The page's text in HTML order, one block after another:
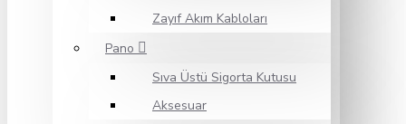
Zayıf Akım Kabloları
Pano
Sıva Üstü Sigorta Kutusu
Aksesuar